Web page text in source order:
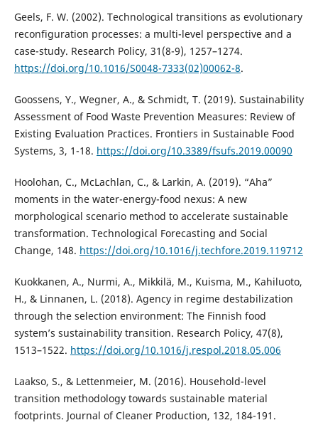
Geels, F. W. (2002). Technological transitions as evolutionary
reconfiguration processes: a multi-level perspective and a
case-study. Research Policy, 31(8-9), 1257–1274.
https://doi.org/10.1016/S0048-7333(02)00062-8.
Goossens, Y., Wegner, A., & Schmidt, T. (2019). Sustainability
Assessment of Food Waste Prevention Measures: Review of
Existing Evaluation Practices. Frontiers in Sustainable Food
Systems, 3, 1-18. https://doi.org/10.3389/fsufs.2019.00090
Hoolohan, C., McLachlan, C., & Larkin, A. (2019). “Aha”
moments in the water-energy-food nexus: A new
morphological scenario method to accelerate sustainable
transformation. Technological Forecasting and Social
Change, 148. https://doi.org/10.1016/j.techfore.2019.119712
Kuokkanen, A., Nurmi, A., Mikkilä, M., Kuisma, M., Kahiluoto,
H., & Linnanen, L. (2018). Agency in regime destabilization
through the selection environment: The Finnish food
system’s sustainability transition. Research Policy, 47(8),
1513–1522. https://doi.org/10.1016/j.respol.2018.05.006
Laakso, S., & Lettenmeier, M. (2016). Household-level
transition methodology towards sustainable material
footprints. Journal of Cleaner Production, 132, 184-191.